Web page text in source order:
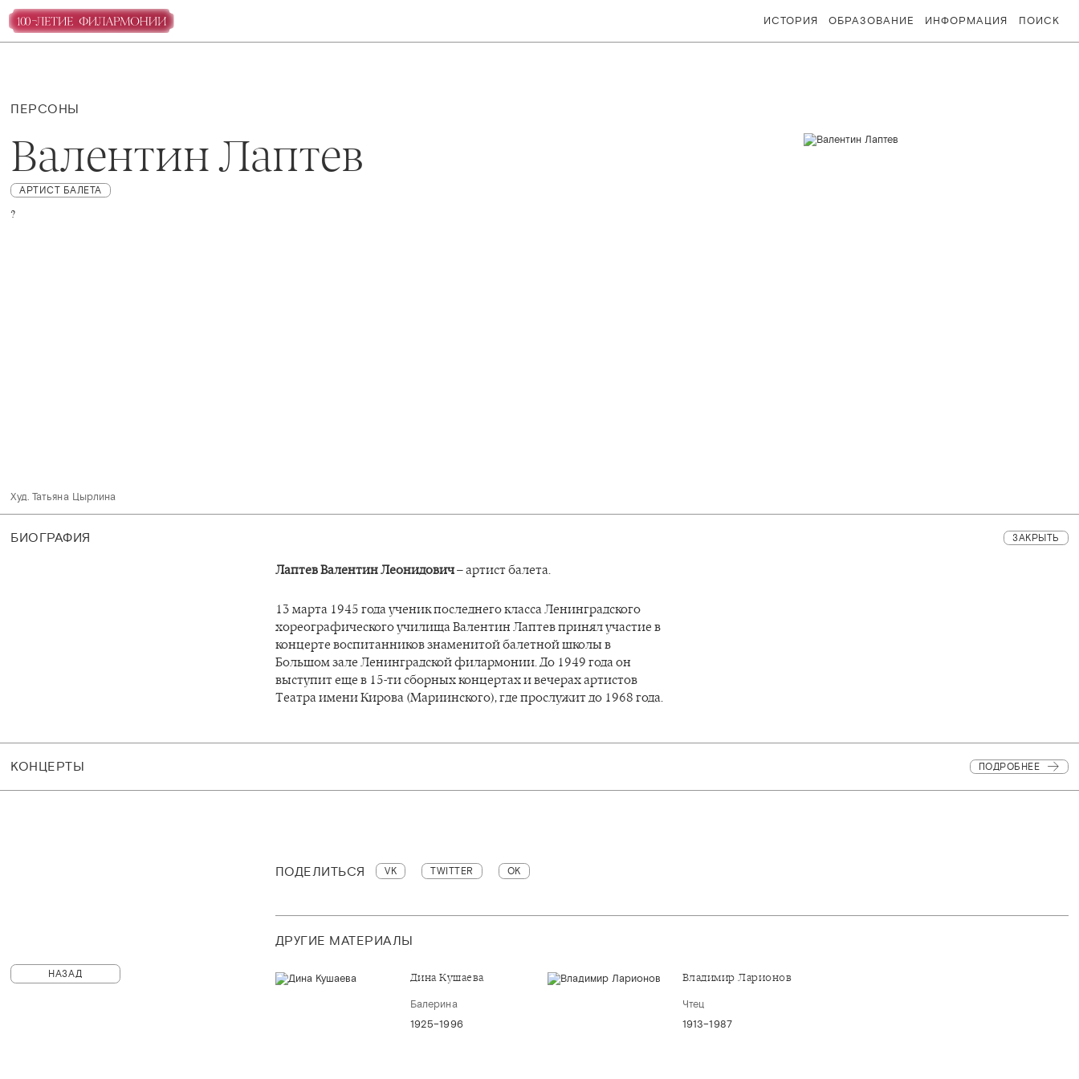
ИСТОРИЯ ОБРАЗОВАНИЕ ИНФОРМАЦИЯ ПОИСК
ПЕРСОНЫ
Валентин Лаптев
АРТИСТ БАЛЕТА
?
Худ. Татьяна Цырлина
БИОГРАФИЯ ЗАКРЫТЬ
Лаптев Валентин Леонидович– артист балета.
13 марта 1945 года ученик последнего класса Ленинградского
хореографического училища Валентин Лаптев принял участие в
концерте воспитанников знаменитой балетной школы в
Большом зале Ленинградской филармонии. До 1949 года он
выступит еще в 15-ти сборных концертах и вечерах артистов
Театра имени Кирова (Мариинского), где прослужит до 1968 года.
КОНЦЕРТЫ ПОДРОБНЕЕ
ПОДЕЛИТЬСЯ VK TWITTER OK
ДРУГИЕ МАТЕРИАЛЫ
Владимир Ларионов
Чтец
1913–1987
Дина Кушаева
Балерина
1925–1996
НАЗАД